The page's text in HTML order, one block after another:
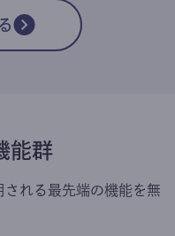
能群
れる最先端の機能を無